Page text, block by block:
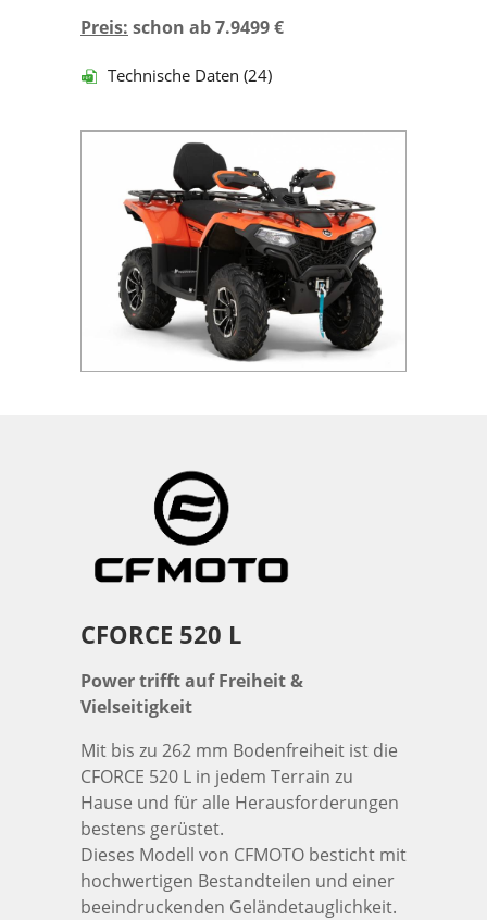
Preis: schon ab 7.9499 €
Technische Daten (24)
CFORCE 520 L
Power trifft auf Freiheit &
Vielseitigkeit
Mit bis zu 262 mm Bodenfreiheit ist die
CFORCE 520 L in jedem Terrain zu
Hause und für alle Herausforderungen
bestens gerüstet.
Dieses Modell von CFMOTO besticht mit
hochwertigen Bestandteilen und einer
beeindruckenden Geländetauglichkeit.